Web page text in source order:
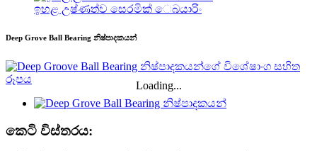
ඉහළ උෂ්ණත්ව සෙරමික් ෙබයාරිං
Deep Grove Ball Bearing නිෂ්පාදකයන්
Loading...
කෙටි විස්තරය: